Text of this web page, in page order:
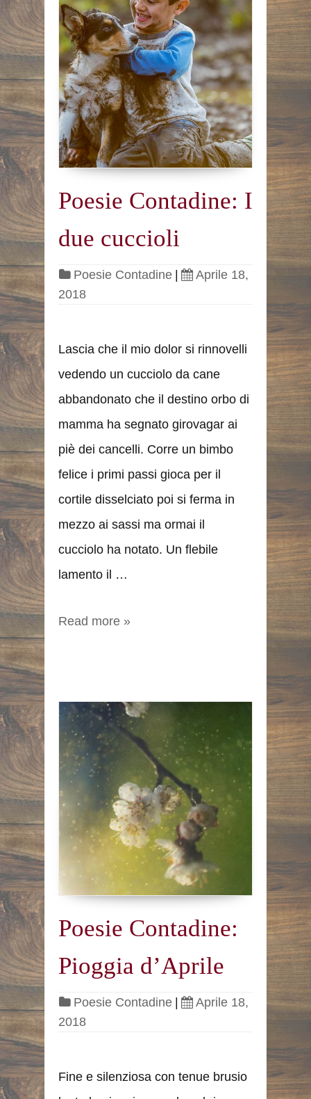
Poesie Contadine: I
due cuccioli
Poesie Contadine |
Aprile 18,
2018
Lascia che il mio dolor si rinnovelli
vedendo un cucciolo da cane
abbandonato che il destino orbo di
mamma ha segnato girovagar ai
piè dei cancelli. Corre un bimbo
felice i primi passi gioca per il
cortile disselciato poi si ferma in
mezzo ai sassi ma ormai il
cucciolo ha notato. Un flebile
lamento il …
Read more »
Poesie Contadine:
Pioggia d’Aprile
Poesie Contadine |
Aprile 18,
2018
Fine e silenziosa con tenue brusio